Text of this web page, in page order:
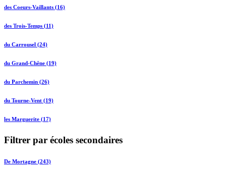
des Coeurs-Vaillants (16)
des Trois-Temps (11)
du Carrousel (24)
du Grand-Chêne (19)
du Parchemin (26)
du Tourne-Vent (19)
les Marguerite (17)
Filtrer par écoles secondaires
De Mortagne (243)